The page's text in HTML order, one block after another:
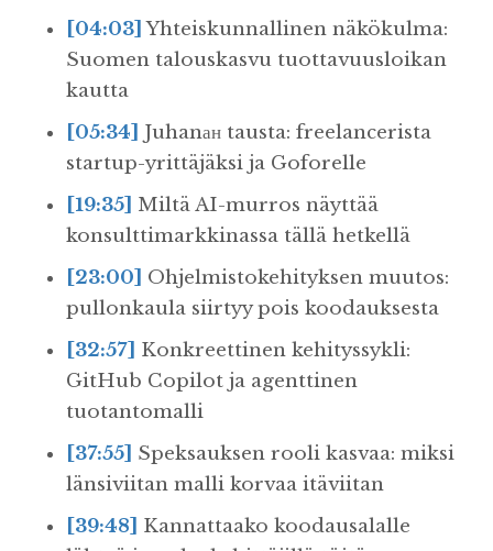
[04:03] Yhteiskunnallinen näkökulma:
Suomen talouskasvu tuottavuusloikan
kautta
[05:34] Juhanан tausta: freelancerista
startup-yrittäjäksi ja Goforelle
[19:35] Miltä AI-murros näyttää
konsulttimarkkinassa tällä hetkellä
[23:00] Ohjelmistokehityksen muutos:
pullonkaula siirtyy pois koodauksesta
[32:57] Konkreettinen kehityssykli:
GitHub Copilot ja agenttinen
tuotantomalli
[37:55] Speksauksen rooli kasvaa: miksi
länsiviitan malli korvaa itäviitan
[39:48] Kannattaako koodausalalle